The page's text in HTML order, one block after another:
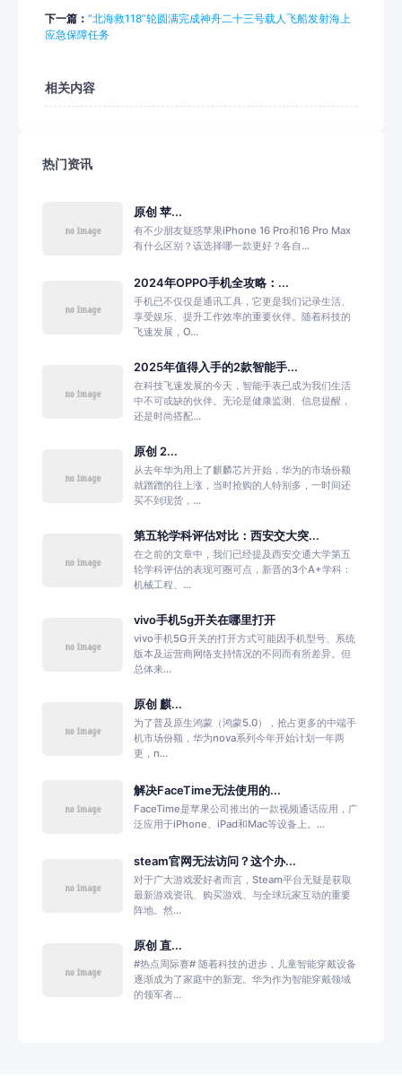
下一篇： “北海救118”轮圆满完成神舟二十三号载人飞船发射海上
应急保障任务
相关内容
热门资讯
原创 苹...
有不少朋友疑惑苹果iPhone 16 Pro和16 Pro Max
有什么区别？该选择哪一款更好？各自...
2024年OPPO手机全攻略：...
手机已不仅仅是通讯工具，它更是我们记录生活、
享受娱乐、提升工作效率的重要伙伴。随着科技的
飞速发展，O...
2025年值得入手的2款智能手...
在科技飞速发展的今天，智能手表已成为我们生活
中不可或缺的伙伴。无论是健康监测、信息提醒，
还是时尚搭配...
原创 2...
从去年华为用上了麒麟芯片开始，华为的市场份额
就蹭蹭的往上涨，当时抢购的人特别多，一时间还
买不到现货，...
第五轮学科评估对比：西安交大突...
在之前的文章中，我们已经提及西安交通大学第五
轮学科评估的表现可圈可点，新晋的3个A+学科：
机械工程、...
vivo手机5g开关在哪里打开
vivo手机5G开关的打开方式可能因手机型号、系统
版本及运营商网络支持情况的不同而有所差异。但
总体来...
原创 麒...
为了普及原生鸿蒙（鸿蒙5.0），抢占更多的中端手
机市场份额，华为nova系列今年开始计划一年两
更，n...
解决FaceTime无法使用的...
FaceTime是苹果公司推出的一款视频通话应用，广
泛应用于iPhone、iPad和Mac等设备上。...
steam官网无法访问？这个办...
对于广大游戏爱好者而言，Steam平台无疑是获取
最新游戏资讯、购买游戏、与全球玩家互动的重要
阵地。然...
原创 直...
#热点周际赛# 随着科技的进步，儿童智能穿戴设备
逐渐成为了家庭中的新宠。华为作为智能穿戴领域
的领军者...